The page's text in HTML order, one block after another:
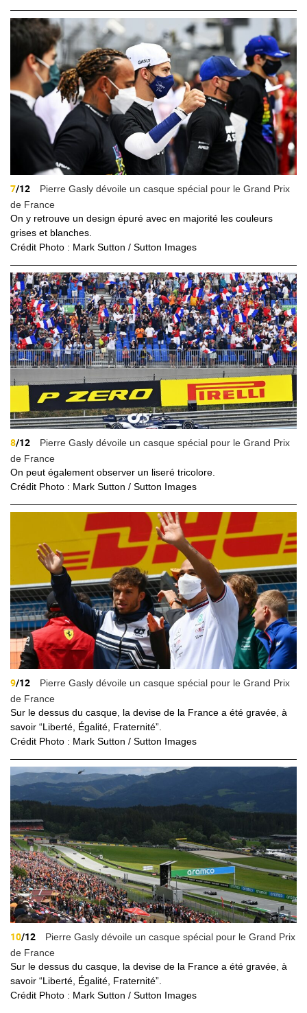
7/12
Pierre Gasly dévoile un casque spécial pour le Grand Prix
de France
On y retrouve un design épuré avec en majorité les couleurs
grises et blanches.
Crédit Photo : Mark Sutton / Sutton Images
8/12
Pierre Gasly dévoile un casque spécial pour le Grand Prix
de France
On peut également observer un liseré tricolore.
Crédit Photo : Mark Sutton / Sutton Images
9/12
Pierre Gasly dévoile un casque spécial pour le Grand Prix
de France
Sur le dessus du casque, la devise de la France a été gravée, à
savoir “Liberté, Égalité, Fraternité”.
Crédit Photo : Mark Sutton / Sutton Images
10/12
Pierre Gasly dévoile un casque spécial pour le Grand Prix
de France
Sur le dessus du casque, la devise de la France a été gravée, à
savoir “Liberté, Égalité, Fraternité”.
Crédit Photo : Mark Sutton / Sutton Images